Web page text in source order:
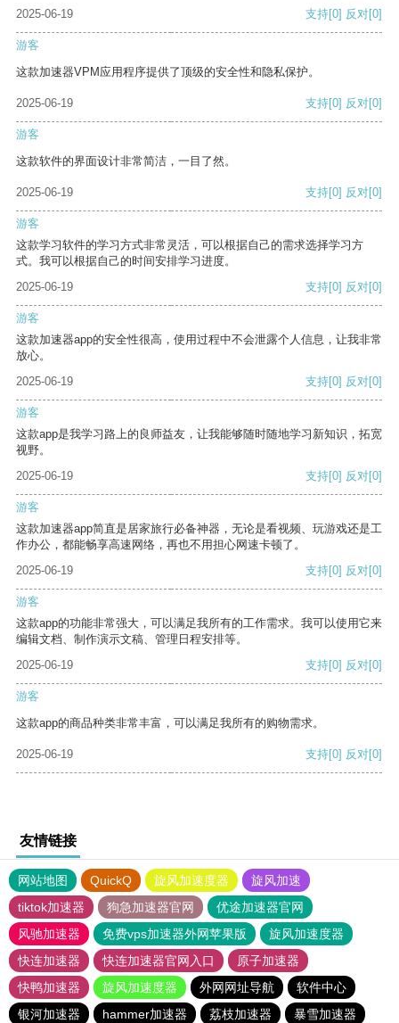
2025-06-19
支持[0] 反对[0]
游客
这款加速器VPM应用程序提供了顶级的安全性和隐私保护。
2025-06-19 支持[0] 反对[0]
游客
这款软件的界面设计非常简洁，一目了然。
2025-06-19 支持[0] 反对[0]
游客
这款学习软件的学习方式非常灵活，可以根据自己的需求选择学习方
式。我可以根据自己的时间安排学习进度。
2025-06-19
支持[0] 反对[0]
游客
这款加速器app的安全性很高，使用过程中不会泄露个人信息，让我非常
放心。
2025-06-19
支持[0] 反对[0]
游客
这款app是我学习路上的良师益友，让我能够随时随地学习新知识，拓宽
视野。
2025-06-19
支持[0] 反对[0]
游客
这款加速器app简直是居家旅行必备神器，无论是看视频、玩游戏还是工
作办公，都能畅享高速网络，再也不用担心网速卡顿了。
2025-06-19
支持[0] 反对[0]
游客
这款app的功能非常强大，可以满足我所有的工作需求。我可以使用它来
编辑文档、制作演示文稿、管理日程安排等。
2025-06-19
支持[0] 反对[0]
游客
这款app的商品种类非常丰富，可以满足我所有的购物需求。
2025-06-19 支持[0] 反对[0]
友情链接
网站地图 QuickQ 旋风加速度器
旋风加速
tiktok加速器
狗急加速器官网
优途加速器官网
风驰加速器
免费vps加速器外网苹果版
旋风加速度器
快连加速器
快连加速器官网入口
原子加速器
快鸭加速器
旋风加速度器 外网网址导航
软件中心
银河加速器
hammer加速器 荔枝加速器 暴雪加速器